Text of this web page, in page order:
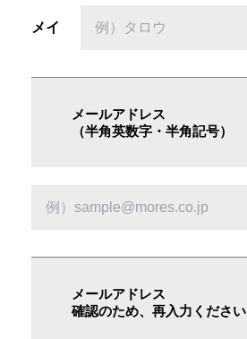
メイ
メールアドレス
（半角英数字・半角記号）
メールアドレス
確認のため、再入力ください